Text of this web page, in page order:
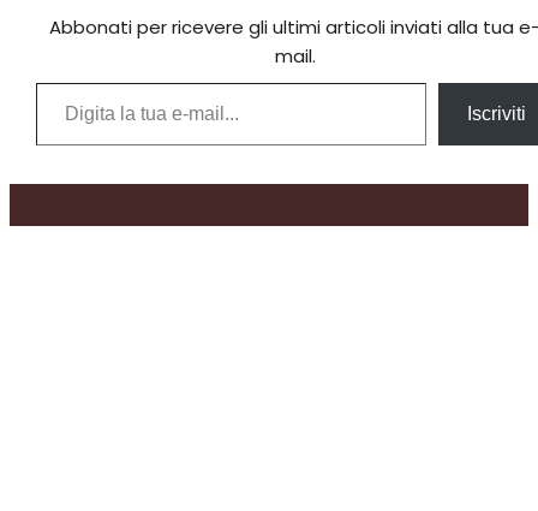
Abbonati per ricevere gli ultimi articoli inviati alla tua
mail.
Digita la tua e-mail...
Iscriviti